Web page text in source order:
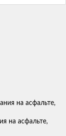
на асфальте,